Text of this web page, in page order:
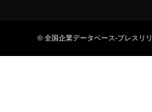
©全国企業データベース-プレスリ